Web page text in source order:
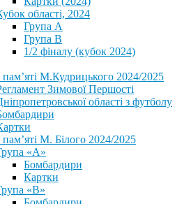
області, 2024
Група А
Група В
1/2 фіналу (кубок 2024)
пам’яті М.Кудрицького 2024/2025
Зимової Першості
області з футболу
пам’яті М. Білого 2024/2025
«А»
Бомбардири
Картки
«В»